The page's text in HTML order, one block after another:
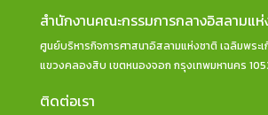
สำนักงานคณะกรรมการกลางอิสลามแห่
ศูนย์บริหารกิจการศาสนาอิสลามแห่งชาติ เฉลิมพระ
แขวงคลองสิบ เขตหนองจอก กรุงเทพมหานคร
ติดต่อเรา